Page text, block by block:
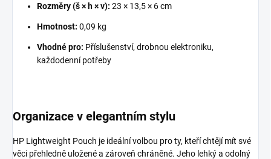
Rozměry (š × h × v): 23 × 13,5 × 6 cm
Hmotnost: 0,09 kg
Vhodné pro: Příslušenství, drobnou elektroniku,
každodenní potřeby
Organizace v elegantním stylu
HP Lightweight Pouch je ideální volbou pro ty, kteří chtějí mít své
věci přehledně uložené a zároveň chráněné. Jeho lehký a odolný